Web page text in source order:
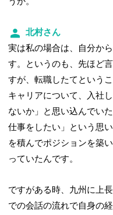
北村さん
実は私の場合は、自分か
す。というのも、先ほど
すが、転職したてという
キャリアについて、入社
ないか」と思い込んでい
仕事をしたい」という思
を積んでポジションを築
っていたんです。
ですがある時、九州に上
での会話の流れで自身の